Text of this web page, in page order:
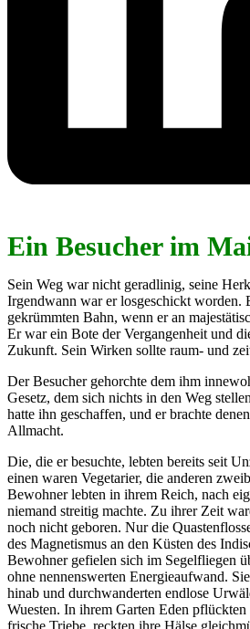
Ein Besucher im
Sein Weg war nicht geradlinig, seine
Irgendwann war er losgeschickt worden.
gekrümmten Bahn, wenn er an
Er war ein Bote der Vergangenheit und
Zukunft. Sein Wirken sollte raum- und
Der Besucher gehorchte dem ihm
Gesetz, dem sich nichts in den Weg
hatte ihn geschaffen, und er brachte
Allmacht.
Die, die er besuchte, lebten bereits seit
einen waren Vegetarier, die anderen
Bewohner lebten in ihrem Reich, nach
niemand streitig machte. Zu ihrer Zeit
noch nicht geboren. Nur die
des Magnetismus an den Küsten des
Bewohner gefielen sich im Segelfliegen
ohne nennenswerten Energieaufwand.
hinab und durchwanderten endlose
Wuesten. In ihrem Garten Eden
frische Triebe, reckten ihre Hälse